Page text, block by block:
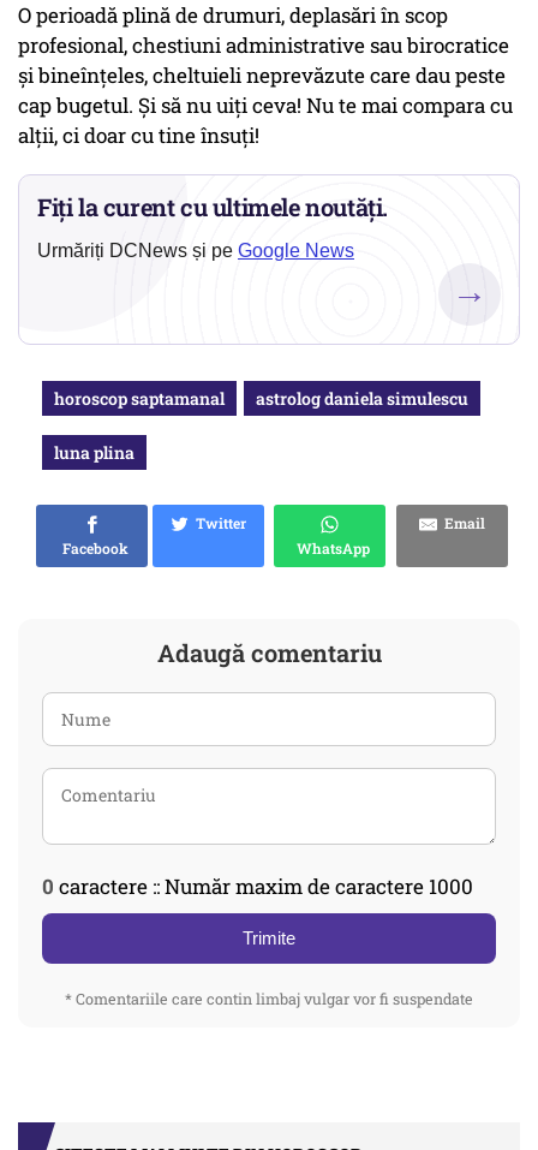
O perioadă plină de drumuri, deplasări în scop
profesional, chestiuni administrative sau birocratice
și bineînțeles, cheltuieli neprevăzute care dau peste
cap bugetul. Și să nu uiți ceva! Nu te mai compara cu
alții, ci doar cu tine însuți!
Fiți la curent cu ultimele noutăți.
Urmăriți DCNews și pe Google News
→
horoscop saptamanal astrolog daniela simulescu
luna plina
Facebook
Twitter
WhatsApp
Email
Adaugă comentariu
0 caractere :: Număr maxim de caractere 1000
Trimite
* Comentariile care contin limbaj vulgar vor fi suspendate